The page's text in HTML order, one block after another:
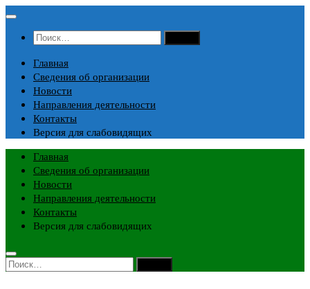
Перейти
содержимому
Найти:
Главная
Сведения об организации
Новости
Направления деятельности
Контакты
Версия для слабовидящих
Главная
Сведения об организации
Новости
Направления деятельности
Контакты
Версия для слабовидящих
Найти: